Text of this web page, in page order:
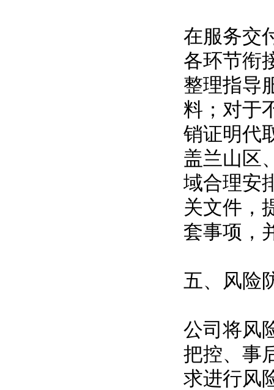
在服务交
各环节衔
整理指导
料；对于
销证明代
盖兰山区
域合理安
关文件，
套事项，
五、风险
公司将风
把控、事
求进行风